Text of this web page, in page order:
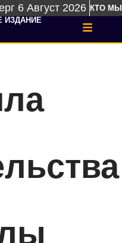
6 Август 2026 КТО МЫ
ИЗДАНИЕ